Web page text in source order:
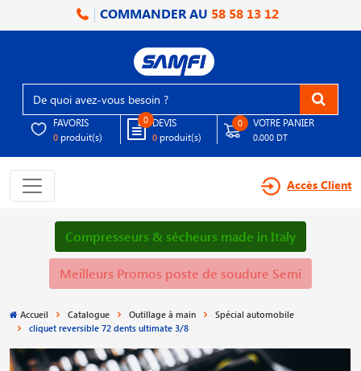
COMMANDER AU 58 58 13 12
FAVORIS
0 produit(s)
0 DEVIS
0 produit(s)
0 VOTRE PANIER
0.000 DT
Accès Client
Compresseurs & sécheurs made in Italy
Meilleurs Promos poste de soudure Semi
Accueil Catalogue Outillage à main
Spécial automobile
cliquet reversible 72 dents ultimate 3/8